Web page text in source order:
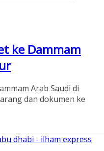
ke Dammam
Arab Saudi di
dan dokumen ke